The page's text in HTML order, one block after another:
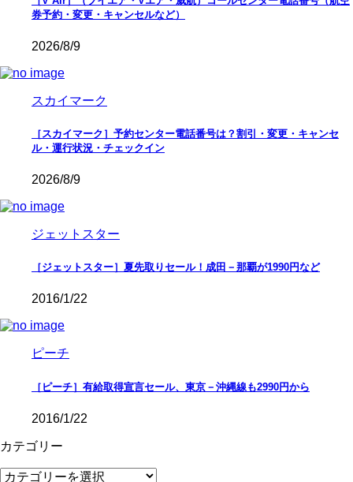
券予約・変更・キャンセルなど）
2026/8/9
スカイマーク
［スカイマーク］予約センター電話番号は？割引・変更・キャンセ
ル・運行状況・チェックイン
2026/8/9
ジェットスター
［ジェットスター］夏先取りセール！成田－那覇が1990円など
2016/1/22
ピーチ
［ピーチ］有給取得宣言セール、東京－沖縄線も2990円から
2016/1/22
カテゴリー
カ